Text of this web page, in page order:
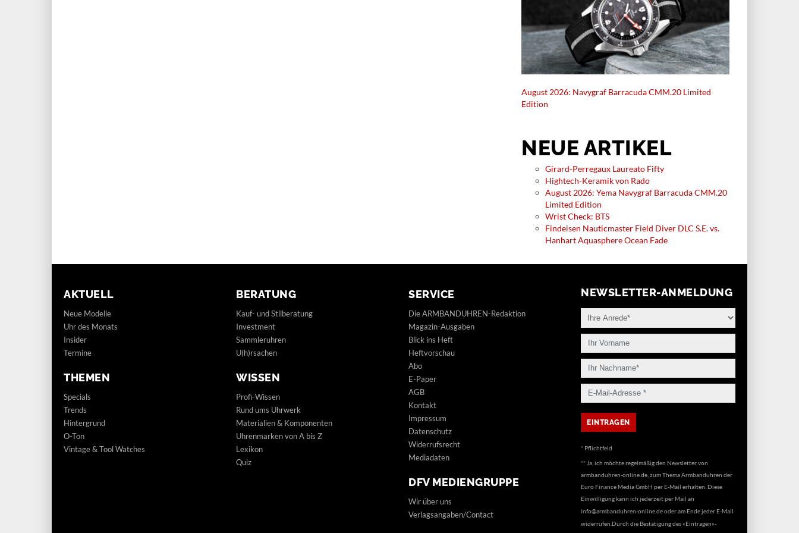
August 2026: Navygraf Barracuda CMM.20 Limited
Edition
NEUE ARTIKEL
Girard-Perregaux Laureato Fifty
Hightech-Keramik von Rado
August 2026: Yema Navygraf Barracuda CMM.20
Limited Edition
Wrist Check: BTS
Findeisen Nauticmaster Field Diver DLC S.E. vs.
Hanhart Aquasphere Ocean Fade
AKTUELL
Neue Modelle
Uhr des Monats
Insider
Termine
THEMEN
Specials
Trends
Hintergrund
O-Ton
Vintage & Tool Watches
BERATUNG
Kauf- und Stilberatung
Investment
Sammleruhren
U(h)rsachen
WISSEN
Profi-Wissen
Rund ums Uhrwerk
Materialien & Komponenten
Uhrenmarken von A bis Z
Lexikon
Quiz
SERVICE
Die ARMBANDUHREN-Redaktion
Magazin-Ausgaben
Blick ins Heft
Heftvorschau
Abo
E-Paper
AGB
Kontakt
Impressum
Datenschutz
Widerrufsrecht
Mediadaten
DFV MEDIENGRUPPE
Wir über uns
Verlagsangaben/Contact
NEWSLETTER-ANMELDUNG
* Pflichtfeld
** Ja, ich möchte regelmäßig den Newsletter von
armbanduhren-online.de, zum Thema Armbanduhren der
Euro Finance Media GmbH per E-Mail erhalten. Diese
Einwilligung kann ich jederzeit per Mail an
info@armbanduhren-online.deoder am Ende jeder E-Mail
widerrufen.Durch die Bestätigung des «Eintragen»-